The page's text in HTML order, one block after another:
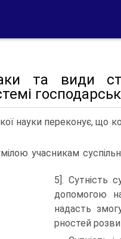
та види
науки переконує, що
учасникам
5]. Сутність
допомогою
надасть
рностей